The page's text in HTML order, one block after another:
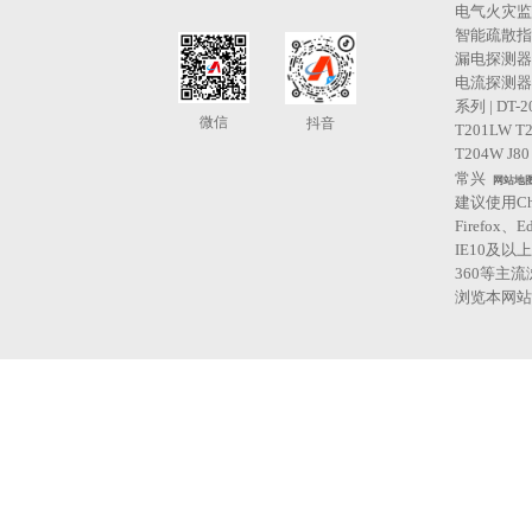
微信 抖音
电气火灾
智能疏散
漏电探测
电流探测
系列 | DT-
T201LW
T204W
常兴
网站地
建议使用
Firefox、
IE10及以
360等主流
浏览本网站